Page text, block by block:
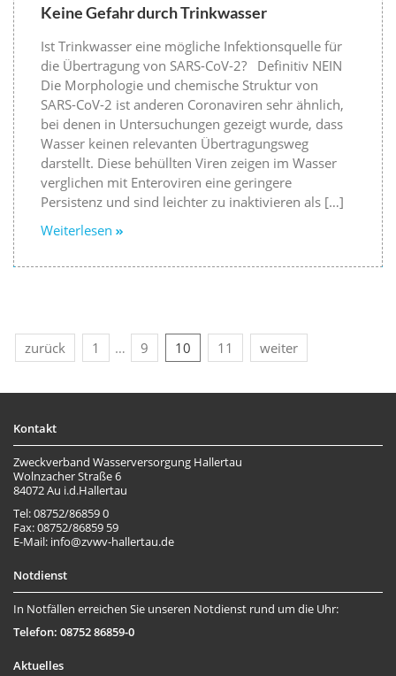
Keine Gefahr durch Trinkwasser
Ist Trinkwasser eine mögliche Infektionsquelle für
die Übertragung von SARS-CoV-2? Definitiv NEIN
Die Morphologie und chemische Struktur von
SARS-CoV-2 ist anderen Coronaviren sehr ähnlich,
bei denen in Untersuchungen gezeigt wurde, dass
Wasser keinen relevanten Übertragungsweg
darstellt. Diese behüllten Viren zeigen im Wasser
verglichen mit Enteroviren eine geringere
Persistenz und sind leichter zu inaktivieren als […]
Weiterlesen
zurück 1 … 9 10 11 weiter
Kontakt
Zweckverband Wasserversorgung Hallertau
Wolnzacher Straße 6
84072 Au i.d.Hallertau
Tel: 08752/86859 0
Fax: 08752/86859 59
E-Mail: info@zvwv-hallertau.de
Notdienst
In Notfällen erreichen Sie unseren Notdienst rund um die Uhr:
Telefon: 08752 86859-0
Aktuelles